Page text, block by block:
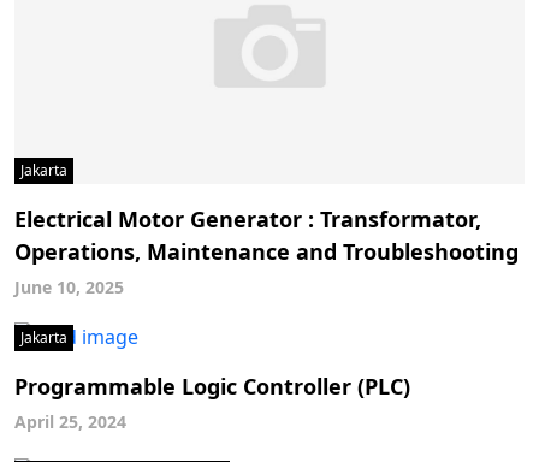
Jakarta
Electrical Motor Generator : Transformator,
Operations, Maintenance and Troubleshooting
June 10, 2025
Jakarta
Programmable Logic Controller (PLC)
April 25, 2024